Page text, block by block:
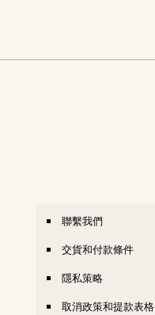
聯繫我們
交貨和付款條件
隱私策略
取消政策和提款表格